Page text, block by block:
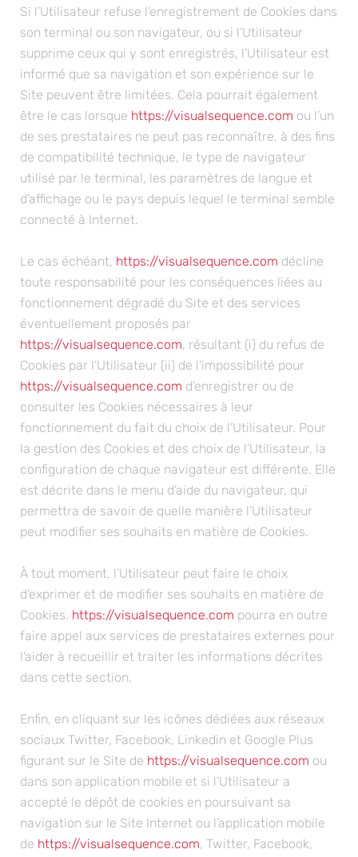
Si l’Utilisateur refuse l’enregistrement de Cookies dans
son terminal ou son navigateur, ou si l’Utilisateur
supprime ceux qui y sont enregistrés, l’Utilisateur est
informé que sa navigation et son expérience sur le
Site peuvent être limitées. Cela pourrait également
être le cas lorsque https://visualsequence.com ou l’un
de ses prestataires ne peut pas reconnaître, à des fins
de compatibilité technique, le type de navigateur
utilisé par le terminal, les paramètres de langue et
d’affichage ou le pays depuis lequel le terminal semble
connecté à Internet.
Le cas échéant, https://visualsequence.com décline
toute responsabilité pour les conséquences liées au
fonctionnement dégradé du Site et des services
éventuellement proposés par
https://visualsequence.com , résultant (i) du refus de
Cookies par l’Utilisateur (ii) de l’impossibilité pour
https://visualsequence.com d’enregistrer ou de
consulter les Cookies nécessaires à leur
fonctionnement du fait du choix de l’Utilisateur. Pour
la gestion des Cookies et des choix de l’Utilisateur, la
configuration de chaque navigateur est différente. Elle
est décrite dans le menu d’aide du navigateur, qui
permettra de savoir de quelle manière l’Utilisateur
peut modifier ses souhaits en matière de Cookies.
À tout moment, l’Utilisateur peut faire le choix
d’exprimer et de modifier ses souhaits en matière de
Cookies. https://visualsequence.com pourra en outre
faire appel aux services de prestataires externes pour
l’aider à recueillir et traiter les informations décrites
dans cette section.
Enfin, en cliquant sur les icônes dédiées aux réseaux
sociaux Twitter, Facebook, Linkedin et Google Plus
figurant sur le Site de https://visualsequence.com ou
dans son application mobile et si l’Utilisateur a
accepté le dépôt de cookies en poursuivant sa
navigation sur le Site Internet ou l’application mobile
de https://visualsequence.com , Twitter, Facebook,